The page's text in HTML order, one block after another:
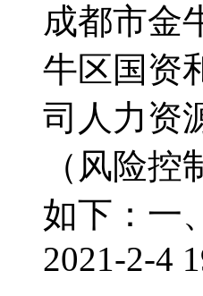
成都市金
牛区国资
司人力资
（风险
如下：一
2021-2-4